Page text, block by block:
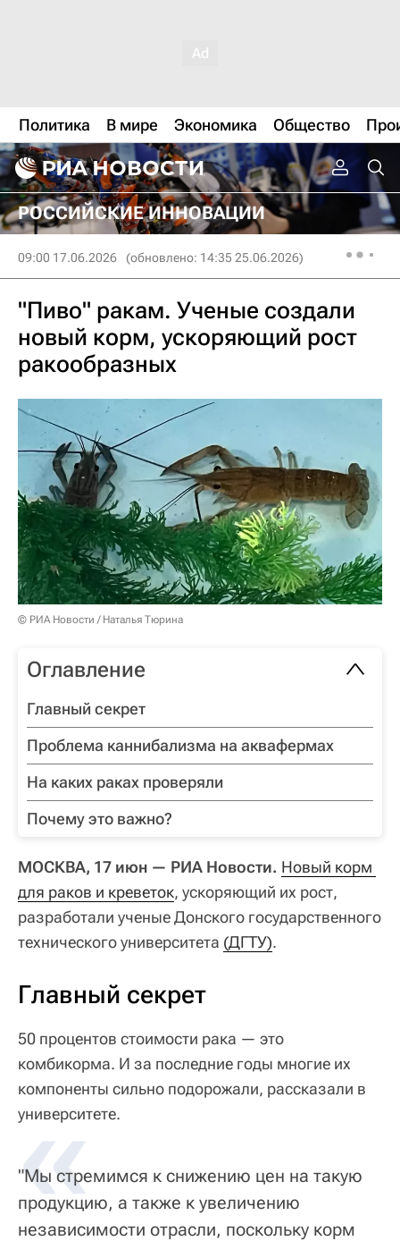
Политика В мире Экономика Общество
РОССИЙСКИЕ ИННОВАЦИИ
09:00 17.06.2026 (обновлено: 14:35 25.06.2026)
"Пиво" ракам. Ученые создали
новый корм, ускоряющий рост
ракообразных
© РИА Новости / Наталья Тюрина
Оглавление
Главный секрет
Проблема каннибализма на аквафермах
На каких раках проверяли
Почему это важно?
МОСКВА, 17 июн — РИА Новости. Новый корм
для раков и креветок, ускоряющий их рост,
разработали ученые Донского государственного
технического университета (ДГТУ).
Главный секрет
50 процентов стоимости рака — это
комбикорма. И за последние годы многие их
компоненты сильно подорожали, рассказали в
университете.
«
"Мы стремимся к снижению цен на такую
продукцию, а также к увеличению
независимости отрасли, поскольку корм